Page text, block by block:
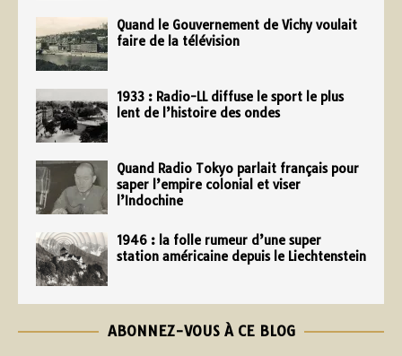
Quand le Gouvernement de Vichy voulait
faire de la télévision
1933 : Radio-LL diffuse le sport le plus
lent de l’histoire des ondes
Quand Radio Tokyo parlait français pour
saper l’empire colonial et viser
l’Indochine
1946 : la folle rumeur d’une super
station américaine depuis le Liechtenstein
ABONNEZ-VOUS À CE BLOG